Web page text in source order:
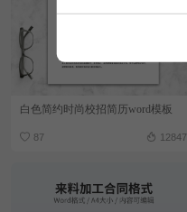
白色简约时尚校招简历word模板
87 12847